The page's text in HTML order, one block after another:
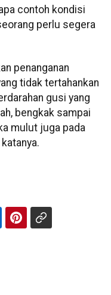
contoh kondisi
perlu segera
penanganan
tidak tertahankan
gusi yang
bengkak sampai
mulut juga pada